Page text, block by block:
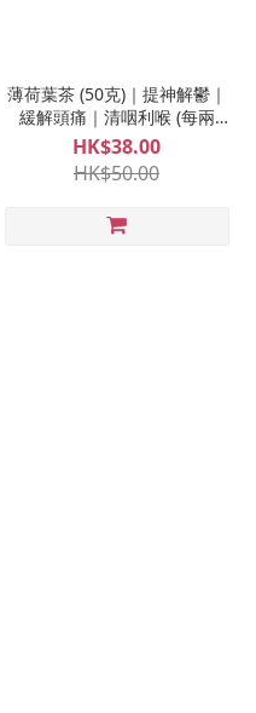
薄荷葉茶 (50克)｜提神解鬱｜
緩解頭痛｜清咽利喉 (每兩
$28.5)
HK$38.00
HK$50.00